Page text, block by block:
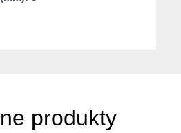
produkty